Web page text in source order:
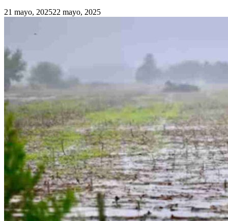
21 mayo, 202522 mayo, 2025